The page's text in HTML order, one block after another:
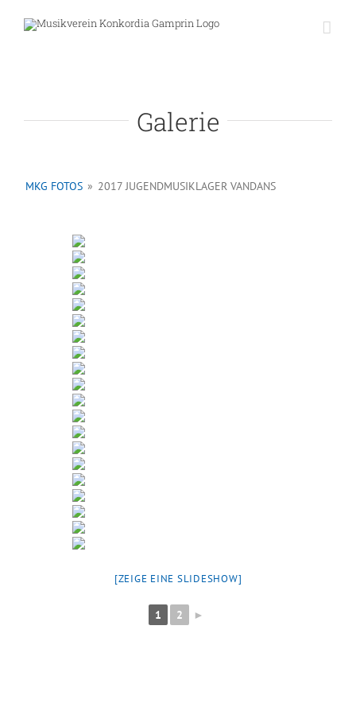
Galerie
MKG FOTOS » 2017 JUGENDMUSIKLAGER VANDANS
[ZEIGE EINE SLIDESHOW]
1 2 ►